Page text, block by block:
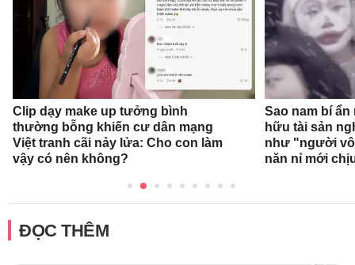
Clip dạy make up tưởng bình
thường bỗng khiến cư dân mạng
Việt tranh cãi nảy lửa: Cho con làm
vậy có nên không?
Sao nam bí
hữu tài sản
như "người
năn nỉ mới
ĐỌC THÊM